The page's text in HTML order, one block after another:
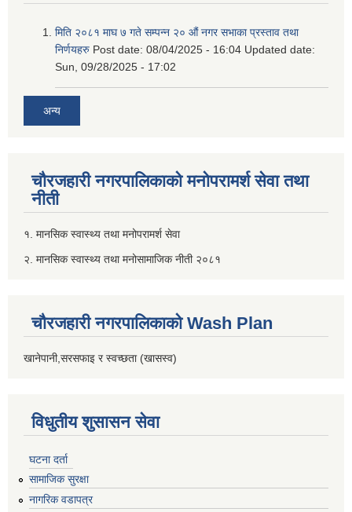
मिति २०८१ माघ ७ गते सम्पन्न २० औं नगर सभाका प्रस्ताव तथा
निर्णयहरु Post date: 08/04/2025 - 16:04 Updated date:
Sun, 09/28/2025 - 17:02
अन्य
चौरजहारी नगरपालिकाको मनोपरामर्श सेवा तथा
नीती
१. मानसिक स्वास्थ्य तथा मनोपरामर्श सेवा
२. मानसिक स्वास्थ्य तथा मनोसामाजिक नीती २०८१
चौरजहारी नगरपालिकाको Wash Plan
खानेपानी,सरसफाइ र स्वच्छता (खासस्व)
विधुतीय शुसासन सेवा
घटना दर्ता
सामाजिक सुरक्षा
नागरिक वडापत्र